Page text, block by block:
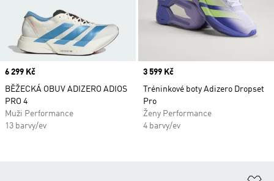
Price
6 299 Kč
BĚŽECKÁ OBUV ADIZERO ADIOS
PRO 4
Muži Performance
13 barvy/ev
Price
3 599 Kč
Tréninkové boty Adizero Dropset
Pro
Ženy Performance
4 barvy/ev